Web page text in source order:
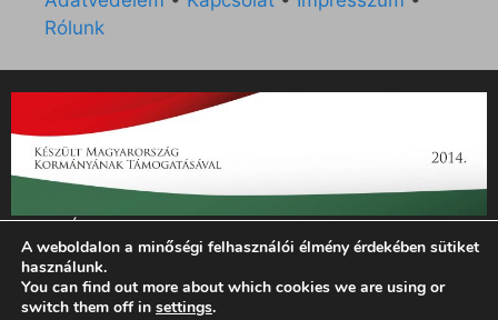
Rólunk
„Az Új Ember katolikus hetilap 2014. évi működésének
támogatását az EGYH-KCP-14-P-0121 sz. támogatási
szerződés keretében 3 000 000 Ft összegben támogatta az
Emberi Erőforrások Minisztériuma.”
A weboldalon a minőségi felhasználói élmény érdekében sütiket
használunk.
You can find out more about which cookies we are using or
switch them off in settings.